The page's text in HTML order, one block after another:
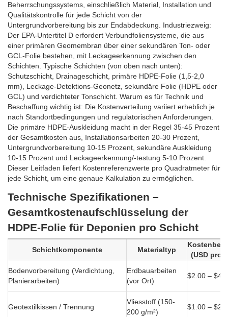
Beherrschungssystems, einschließlich Material, Installation und
Qualitätskontrolle für jede Schicht von der
Untergrundvorbereitung bis zur Endabdeckung. Industriezweig:
Der EPA-Untertitel D erfordert Verbundfoliensysteme, die aus
einer primären Geomembran über einer sekundären Ton- oder
GCL-Folie bestehen, mit Leckageerkennung zwischen den
Schichten. Typische Schichten (von oben nach unten):
Schutzschicht, Drainageschicht, primäre HDPE-Folie (1,5-2,0
mm), Leckage-Detektions-Geonetz, sekundäre Folie (HDPE oder
GCL) und verdichteter Tonschicht. Warum es für Technik und
Beschaffung wichtig ist: Die Kostenverteilung variiert erheblich je
nach Standortbedingungen und regulatorischen Anforderungen.
Die primäre HDPE-Auskleidung macht in der Regel 35-45 Prozent
der Gesamtkosten aus, Installationsarbeiten 20-30 Prozent,
Untergrundvorbereitung 10-15 Prozent, sekundäre Auskleidung
10-15 Prozent und Leckageerkennung/-testung 5-10 Prozent.
Dieser Leitfaden liefert Kostenreferenzwerte pro Quadratmeter für
jede Schicht, um eine genaue Kalkulation zu ermöglichen.
Technische Spezifikationen –
Gesamtkostenaufschlüsselung der
HDPE-Folie für Deponien pro Schicht
Schichtkomponente Materialtyp
(USD pro
Bodenvorbereitung (Verdichtung,
Planierarbeiten)
Erdbauarbeiten
(vor Ort)
$2.00 –
Geotextilkissen / Trennung
Vliesstoff (150-
200 g/m²)
$1.00 –